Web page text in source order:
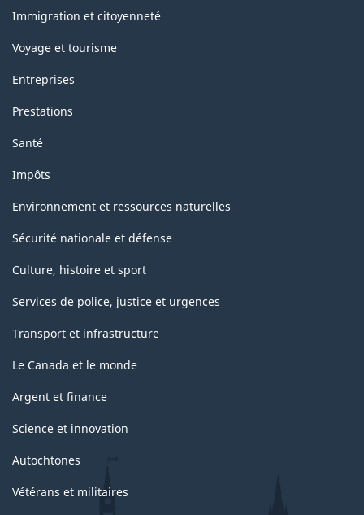
sujets
Immigration et citoyenneté
Voyage et tourisme
Entreprises
Prestations
Santé
Impôts
Environnement et ressources naturelles
Sécurité nationale et défense
Culture, histoire et sport
Services de police, justice et urgences
Transport et infrastructure
Le Canada et le monde
Argent et finance
Science et innovation
Autochtones
Vétérans et militaires